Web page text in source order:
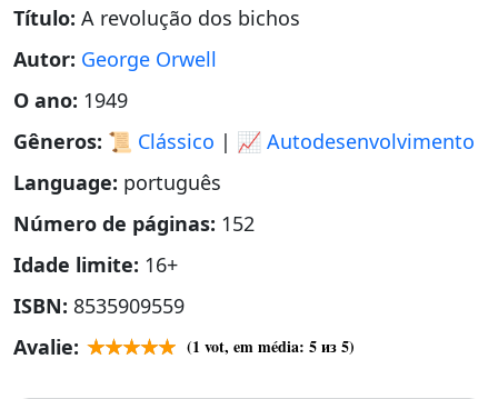
Título: A revolução dos bichos
Autor: George Orwell
O ano: 1949
Gêneros: 📜 Clássico | 📈 Autodesenvolvimento
Language: português
Número de páginas: 152
Idade limite: 16+
ISBN: 8535909559
Avalie:
(1 vot, em média: 5из 5)